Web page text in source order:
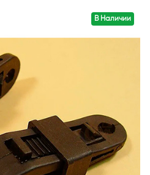
В Наличии